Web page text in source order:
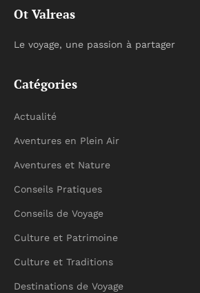
Ot Valreas
Le voyage, une passion à partager
Catégories
Actualité
Aventures en Plein Air
Aventures et Nature
Conseils Pratiques
Conseils de Voyage
Culture et Patrimoine
Culture et Traditions
Destinations de Voyage